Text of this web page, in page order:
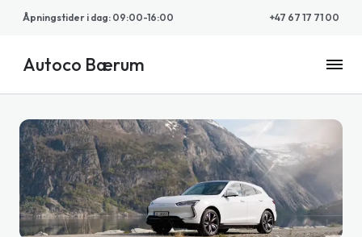
Åpningstider i dag: 09:00-16:00 +47 67 17 71 00
Autoco
Autoco Bærum